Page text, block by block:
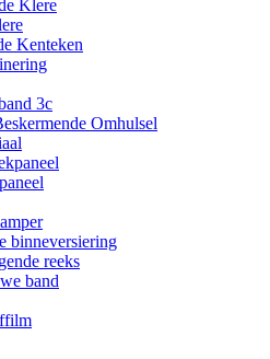
Klere
Kenteken
3c
Omhulsel
binneversiering
reeks
band